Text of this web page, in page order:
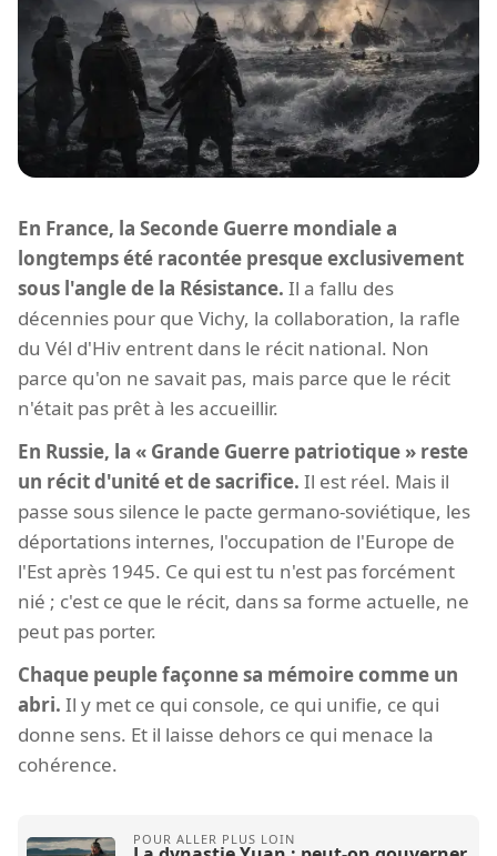
En France, la Seconde Guerre mondiale a
longtemps été racontée presque exclusivement
sous l'angle de la Résistance. Il a fallu des
décennies pour que Vichy, la collaboration, la rafle
du Vél d'Hiv entrent dans le récit national. Non
parce qu'on ne savait pas, mais parce que le récit
n'était pas prêt à les accueillir.
En Russie, la « Grande Guerre patriotique » reste
un récit d'unité et de sacrifice. Il est réel. Mais il
passe sous silence le pacte germano-soviétique, les
déportations internes, l'occupation de l'Europe de
l'Est après 1945. Ce qui est tu n'est pas forcément
nié ; c'est ce que le récit, dans sa forme actuelle, ne
peut pas porter.
Chaque peuple façonne sa mémoire comme un
abri. Il y met ce qui console, ce qui unifie, ce qui
donne sens. Et il laisse dehors ce qui menace la
cohérence.